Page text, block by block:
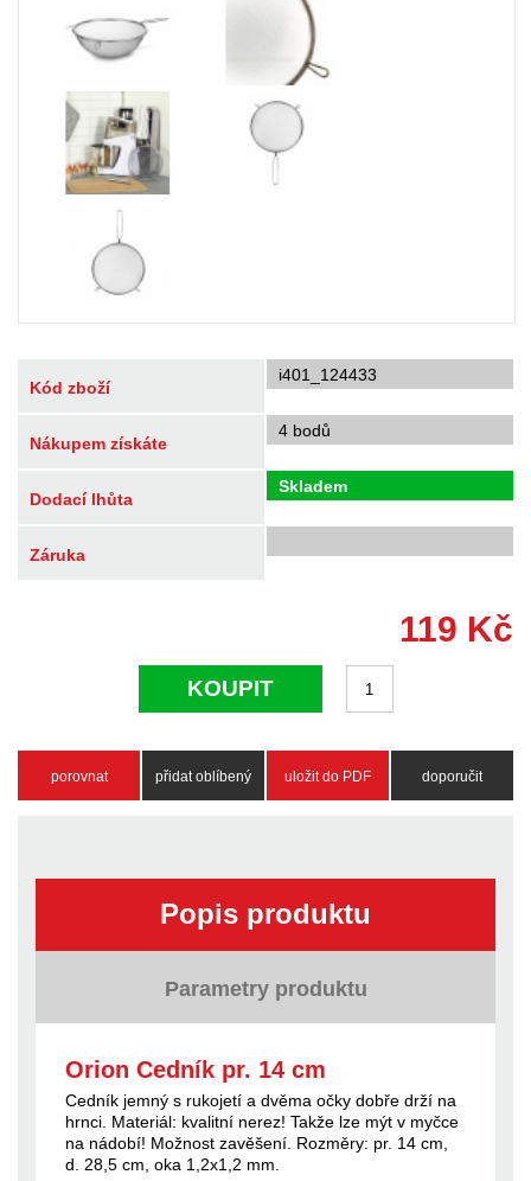
Kód zboží
i401_124433
Nákupem získáte
4 bodů
Dodací lhůta
Skladem
Záruka
119 Kč
KOUPIT
porovnat přidat oblíbený uložit do PDF doporučit
Popis produktu
Parametry produktu
Orion Cedník pr. 14 cm
Cedník jemný s rukojetí a dvěma očky dobře drží na
hrnci. Materiál: kvalitní nerez! Takže lze mýt v myčce
na nádobí! Možnost zavěšení. Rozměry: pr. 14 cm,
d. 28,5 cm, oka 1,2x1,2 mm.